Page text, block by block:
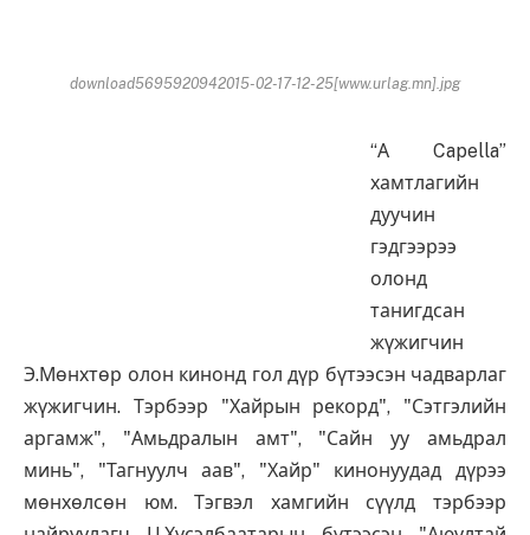
download5695920942015-02-17-12-25[www.urlag.mn].jpg
“А Capella”
хамтлагийн
дуучин
гэдгээрээ
олонд
танигдсан
жүжигчин
Э.Мөнхтөр олон кинонд гол дүр бүтээсэн чадварлаг
жүжигчин. Тэрбээр "Хайрын рекорд", "Сэтгэлийн
аргамж", "Амьдралын амт", "Сайн уу амьдрал
минь", "Тагнуулч аав", "Хайр" кинонуудад дүрээ
мөнхөлсөн юм. Тэгвэл хамгийн сүүлд тэрбээр